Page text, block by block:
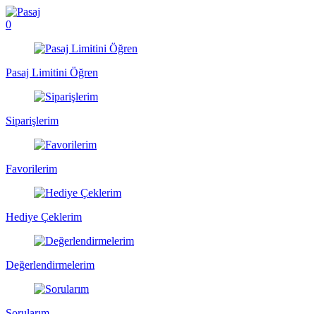
0
Pasaj Limitini Öğren
Siparişlerim
Favorilerim
Hediye Çeklerim
Değerlendirmelerim